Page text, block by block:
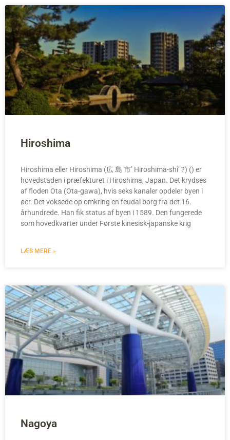
Hiroshima
Hiroshima eller Hiroshima (広 島 市’ Hiroshima-shi’ ?) () er
hovedstaden i præfekturet i Hiroshima, Japan. Det krydses
af floden Ota (Ota-gawa), hvis seks kanaler opdeler byen i
øer. Det voksede op omkring en feudal borg fra det 16.
århundrede. Han fik status af byen i 1589. Den fungerede
som hovedkvarter under Første kinesisk-japanske krig
LÆS MERE »
Nagoya